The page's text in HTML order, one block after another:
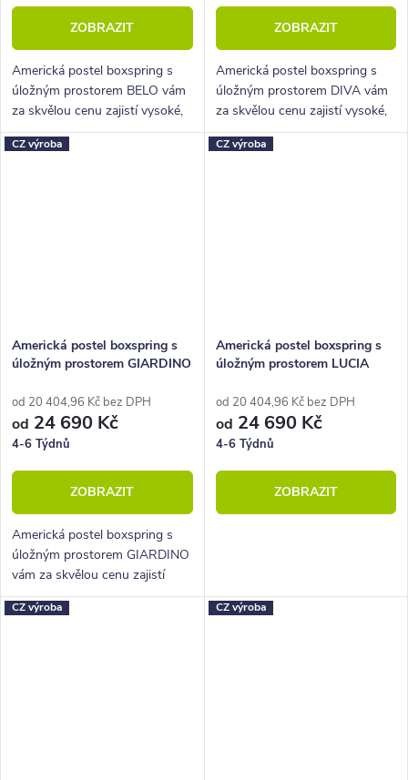
ZOBRAZIT
Americká postel boxspring s
úložným prostorem BELO vám
za skvělou cenu zajistí vysoké,
pohodlné spaní a velký úložný
prostor.
ZOBRAZIT
Americká postel boxspring s
úložným prostorem DIVA vám
za skvělou cenu zajistí vysoké,
pohodlné spaní a velký úložný
prostor.
CZ výroba
Americká postel boxspring s
úložným prostorem GIARDINO
od 20 404,96 Kč bez DPH
od 24 690 Kč
4-6 Týdnů
ZOBRAZIT
Americká postel boxspring s
úložným prostorem GIARDINO
vám za skvělou cenu zajistí
vysoké, pohodlné spaní a velký
úložný prostor.
CZ výroba
Americká postel boxspring s
úložným prostorem LUCIA
od 20 404,96 Kč bez DPH
od 24 690 Kč
4-6 Týdnů
ZOBRAZIT
CZ výroba CZ výroba